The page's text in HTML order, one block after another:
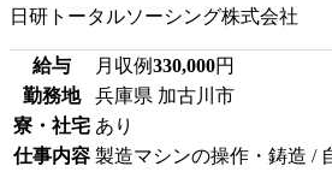
日研トータルソーシング株式会社
給与 月収例330,000円
勤務地
兵庫県 加古川市
寮・社宅 あり
仕事内容 製造マシンの操作・鋳造 /